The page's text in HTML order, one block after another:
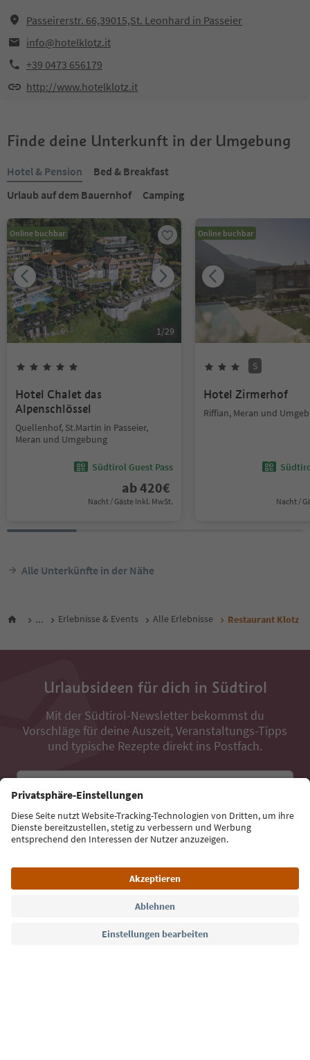
Passeirerstr. 66,39015,St. Leonhard in Passeier
info@hotelklotz.it
+39 0473 656179
http://www.hotelklotz.it
Finde deine Unterkunft in der Umgebung
Hotel & Pension
Bed & Breakfast
Urlaub auf dem Bauernhof
Camping
Online buchbar
1/29
Hotel Chalet das
Alpenschlössel
Quellenhof, St.Martin in Passeier,
Meran und Umgebung
Südtirol Guest Pass
ab420€
Nacht / Gäste Inkl. MwSt.
Online buchbar
S
Hotel Zirmerhof
Riffian, Meran und
Nacht /
Alle Unterkünfte in der Nähe
... Erlebnisse & Events Alle Erlebnisse Restaurant Klotz
Urlaubsideen für dich in Südtirol
Mit der Südtirol-Newsletter bekommst du
Vorschläge für deine Auszeit, Veranstaltungs-Tipps
und typische Rezepte direkt ins Postfach.
Jetzt anmelden